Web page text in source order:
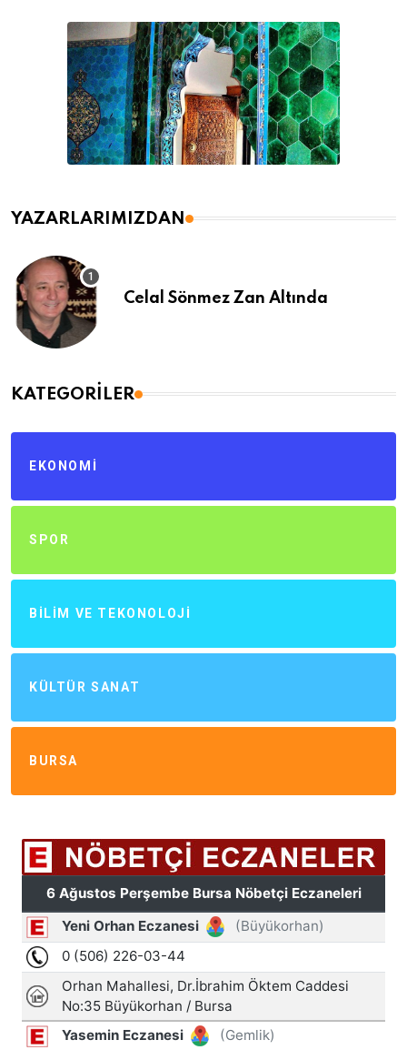
YAZARLARIMIZDAN
Celal Sönmez Zan Altında
KATEGORILER
EKONOMI
SPOR
BILIM VE TEKONOLOJI
KÜLTÜR SANAT
BURSA